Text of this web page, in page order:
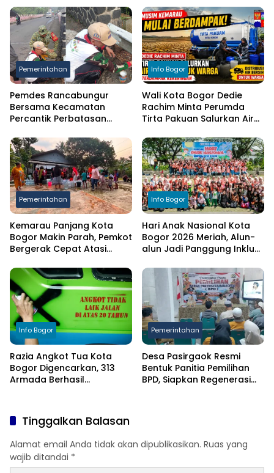
Pemerintahan
Pemdes Rancabungur
Bersama Kecamatan
Percantik Perbatasan
Putih Sambut HUT RI ke-81
Info Bogor
Wali Kota Bogor Dedie
Rachim Minta Perumda
Tirta Pakuan Salurkan Air
Terdampak Kekeringan
Pemerintahan
Kemarau Panjang Kota
Bogor Makin Parah, Pemkot
Bergerak Cepat Atasi
Info Bogor
Hari Anak Nasional Kota
Bogor 2026 Meriah, Alun-
alun Jadi Panggung Inklusi
Info Bogor
Razia Angkot Tua Kota
Bogor Digencarkan, 313
Armada Berhasil
Pemerintahan
Desa Pasirgaok Resmi
Bentuk Panitia Pemilihan
BPD, Siapkan Regenerasi
Tinggalkan Balasan
Alamat email Anda tidak akan dipublikasikan. Ruas yang
wajib ditandai *